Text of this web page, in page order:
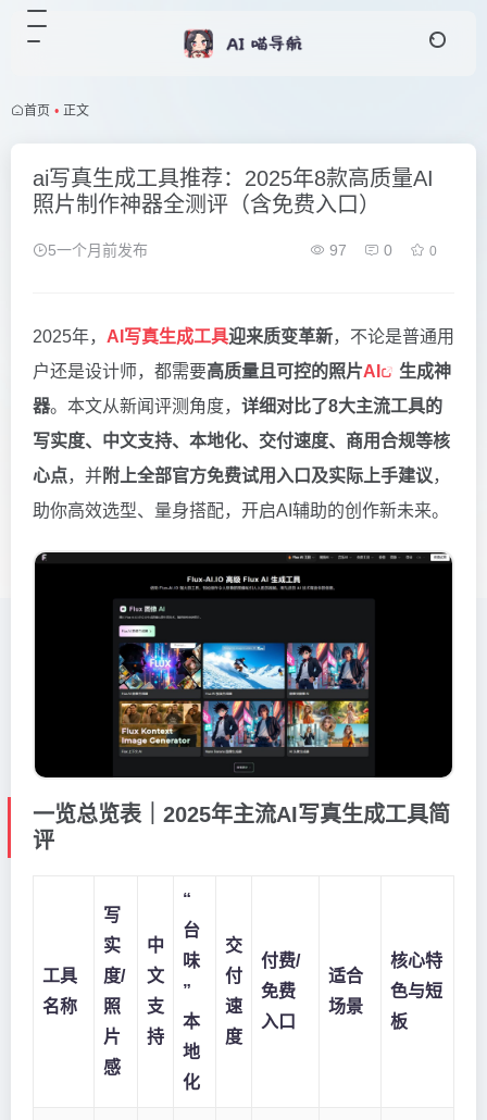
首页 • 正文
ai写真生成工具推荐：2025年8款高质量AI
照片制作神器全测评（含免费入口）
5一个月前发布 97 0 0
2025年， AI写真生成工具迎来质变革新，不论是普通用
户还是设计师，都需要高质量且可控的照片AI
生成神
器。本文从新闻评测角度， 详细对比了8大主流工具的
写实度、中文支持、本地化、交付速度、商用合规等核
心点，并附上全部官方免费试用入口及实际上手建议，
助你高效选型、量身搭配，开启AI辅助的创作新未来。
一览总览表｜2025年主流AI写真生成工具简
评
工具
名称
写
实
度/
照
片
感
中
文
支
持
“
台
味
”
本
地
化
交
付
速
度
付费/
免费
入口
适合
场景
核心特
色与短
板